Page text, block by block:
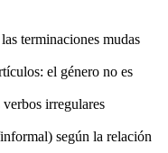
terminaciones mudas
el género no es
irregulares
según la relación